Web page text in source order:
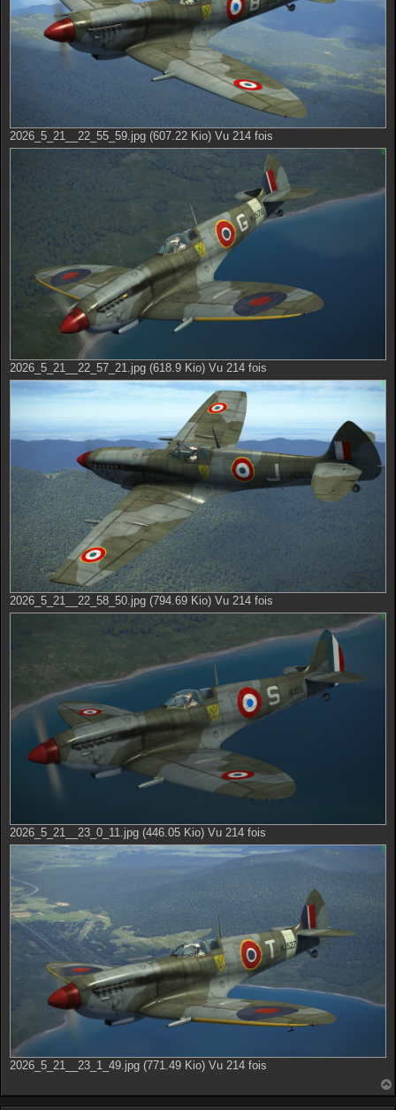
2026_5_21__22_55_59.jpg (607.22 Kio) Vu 214 fois
2026_5_21__22_57_21.jpg (618.9 Kio) Vu 214 fois
2026_5_21__22_58_50.jpg (794.69 Kio) Vu 214 fois
2026_5_21__23_0_11.jpg (446.05 Kio) Vu 214 fois
2026_5_21__23_1_49.jpg (771.49 Kio) Vu 214 fois